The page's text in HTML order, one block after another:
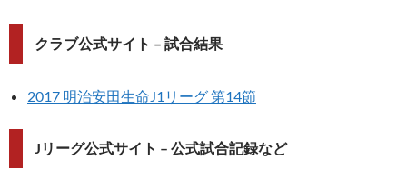
クラブ公式サイト – 試合結果
2017 明治安田生命J1リーグ 第14節
Jリーグ公式サイト – 公式試合記録など